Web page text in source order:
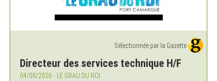
Sélectionnée par la Gazette
Directeur des services technique H/F
04/08/2026 - LE GRAU DU ROI